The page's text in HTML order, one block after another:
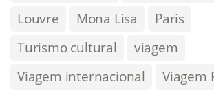
Louvre
Mona Lisa
Paris
Turismo cultural
viagem
Viagem internacional
Viagem